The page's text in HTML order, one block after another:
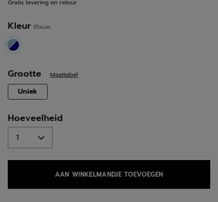
Gratis levering en retour
Kleur Blauw
selected
Grootte Maattabel
Uniek
Hoeveelheid
AAN WINKELMANDJE TOEVOEGEN